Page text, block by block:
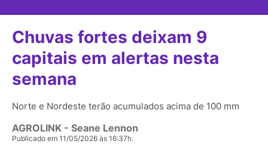
Chuvas fortes deixam 9
capitais em alertas nesta
semana
Norte e Nordeste terão acumulados acima de 100 mm
AGROLINK - Seane Lennon
Publicado em 11/05/2026 às 16:37h.